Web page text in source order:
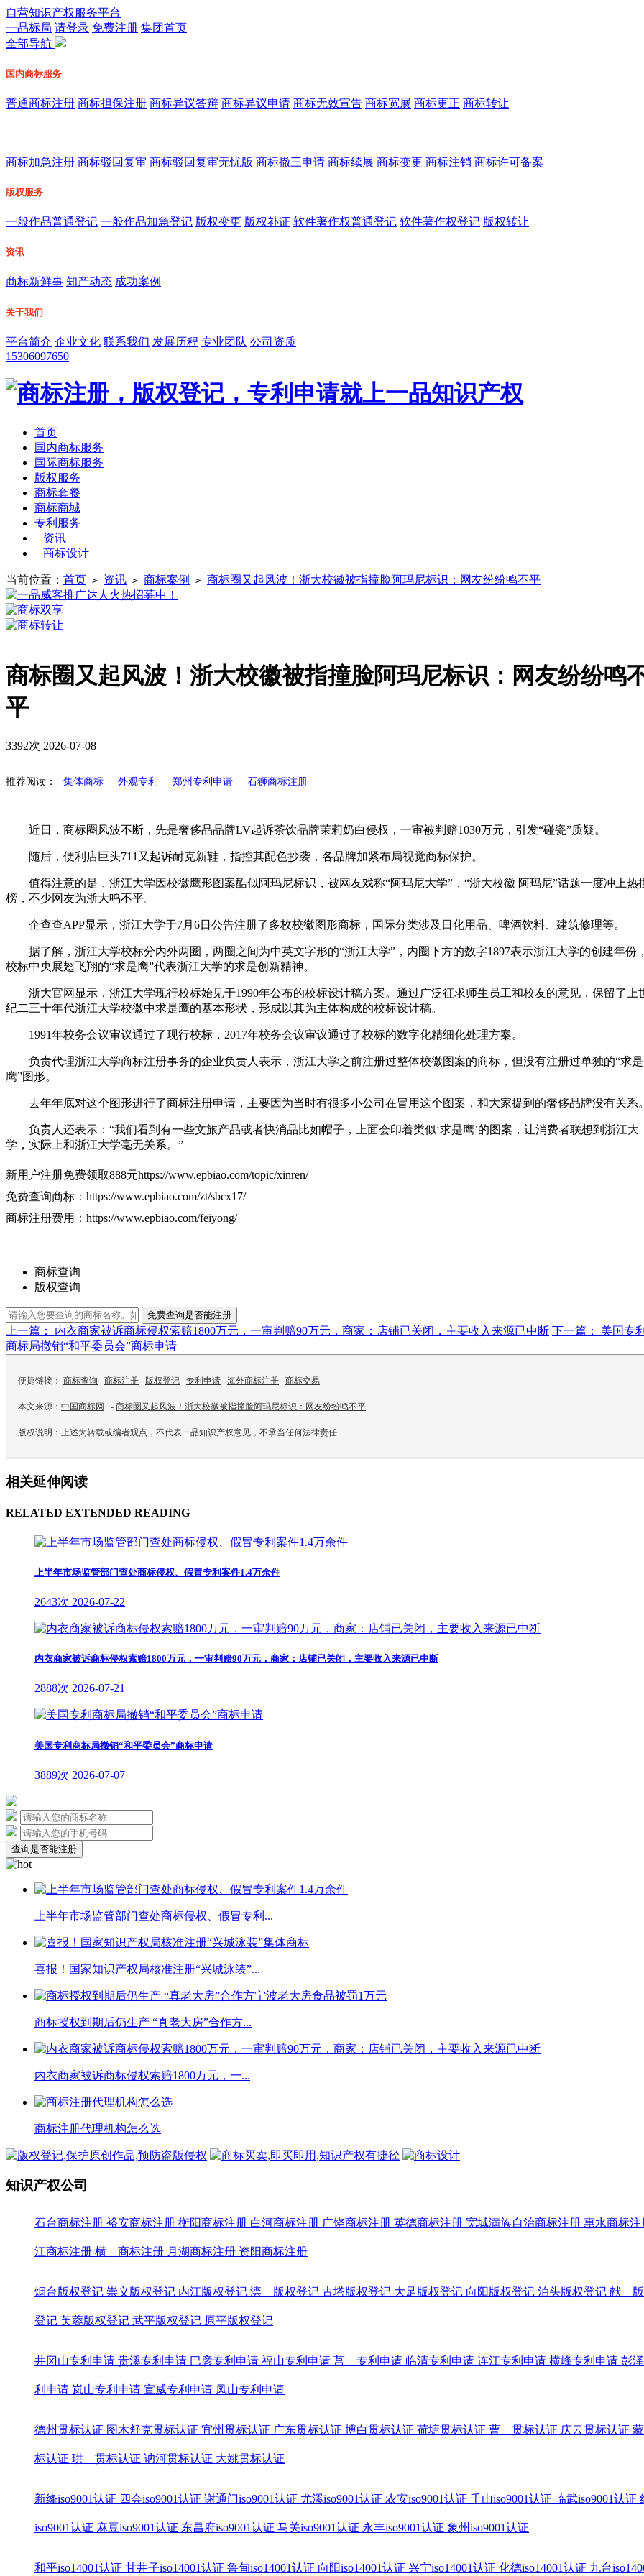
自营知识产权服务平台
一品标局 请登录 免费注册 集团首页
全部导航
国内商标服务
普通商标注册 商标担保注册 商标异议答辩 商标异议申请 商标无效宣告 商标宽展 商标更正 商标转让
商标加急注册 商标驳回复审 商标驳回复审无忧版 商标撤三申请 商标续展 商标变更 商标注销 商标许可备案
版权服务
一般作品普通登记 一般作品加急登记 版权变更 版权补证 软件著作权普通登记 软件著作权登记 版权转让
资讯
商标新鲜事 知产动态 成功案例
关于我们
平台简介 企业文化 联系我们 发展历程 专业团队 公司资质
15306097650
首页
国内商标服务
国际商标服务
版权服务
商标套餐
商标商城
专利服务
资讯
商标设计
当前位置： 首页 > 资讯 > 商标案例 > 商标圈又起风波！浙大校徽被指撞脸阿玛尼标识：网友纷纷鸣不平
商标圈又起风波！浙大校徽被指撞脸阿玛尼标识：网友纷纷鸣
平
3392次 2026-07-08
推荐阅读： 集体商标 外观专利 郑州专利申请 石狮商标注册
近日，商标圈风波不断，先是奢侈品品牌LV起诉茶饮品牌茉莉奶白侵权，一审被判赔‌1030万元，引发“碰瓷”质疑。
随后，便利店巨头711又起诉耐克新鞋，指控其配色抄袭，各品牌加紧布局视觉商标保护。
值得注意的是，浙江大学因校徽鹰形图案酷似阿玛尼标识，被网友戏称“阿玛尼大学”，“浙大校徽 阿玛尼”话题一度冲上热
榜，不少网友为浙大鸣不平。
企查查APP显示，浙江大学于7月6日公告注册了多枚校徽图形商标，国际分类涉及日化用品、啤酒饮料、建筑修理等。
据了解，浙江大学校标分内外两圈，两圈之间为中英文字形的“浙江大学”，内圈下方的数字1897表示浙江大学的创建年份
校标中央展翅飞翔的“求是鹰”代表浙江大学的求是创新精神。
浙大官网显示，浙江大学现行校标始见于1990年公布的校标设计稿方案。通过广泛征求师生员工和校友的意见，保留了上
纪二三十年代浙江大学校徽中求是鹰的基本形状，形成以其为主体构成的校标设计稿。
1991年校务会议审议通过了现行校标，2017年校务会议审议通过了校标的数字化精细化处理方案。
负责代理浙江大学商标注册事务的企业负责人表示，浙江大学之前注册过整体校徽图案的商标，但没有注册过单独的“求是
鹰”图形。
去年年底对这个图形进行了商标注册申请，主要因为当时有很多小公司在冒用这个图案，和大家提到的奢侈品牌没有关系
负责人还表示：“我们看到有一些文旅产品或者快消品比如帽子，上面会印着类似‘求是鹰’的图案，让消费者联想到浙江大
学，实际上和浙江大学毫无关系。”
新用户注册免费领取888元https://www.epbiao.com/topic/xinren/
免费查询商标 ： https://www.epbiao.com/zt/sbcx17/
商标注册费用 ： https://www.epbiao.com/feiyong/
商标查询
版权查询
免费查询是否能注册
上一篇： 内衣商家被诉商标侵权索赔1800万元，一审判赔90万元，商家：店铺已关闭，主要收入来源已中断
下一篇： 美国专
商标局撤销“和平委员会”商标申请
便捷链接： 商标查询 商标注册 版权登记 专利申请 海外商标注册 商标交易
本文来源： 中国商标网 - 商标圈又起风波！浙大校徽被指撞脸阿玛尼标识：网友纷纷鸣不平
版权说明：上述为转载或编者观点，不代表一品知识产权意见，不承当任何法律责任
相关延伸阅读
RELATED EXTENDED READING
上半年市场监管部门查处商标侵权、假冒专利案件1.4万余件
2643次 2026-07-22
内衣商家被诉商标侵权索赔1800万元，一审判赔90万元，商家：店铺已关闭，主要收入来源已中断
2888次 2026-07-21
美国专利商标局撤销“和平委员会”商标申请
3889次 2026-07-07
查询是否能注册
上半年市场监管部门查处商标侵权、假冒专利...
喜报！国家知识产权局核准注册“兴城泳装”...
商标授权到期后仍生产 “真老大房”合作方...
内衣商家被诉商标侵权索赔1800万元，一...
商标注册代理机构怎么选
知识产权公司
石台商标注册 裕安商标注册 衡阳商标注册 白河商标注册 广饶商标注册 英德商标注册 宽城满族自治商标注册 惠水商标注
江商标注册 横 商标注册 月湖商标注册 资阳商标注册
烟台版权登记 崇义版权登记 内江版权登记 滦 版权登记 古塔版权登记 大足版权登记 向阳版权登记 泊头版权登记 献 版
登记 芙蓉版权登记 武平版权登记 原平版权登记
井冈山专利申请 贵溪专利申请 巴彦专利申请 福山专利申请 莒 专利申请 临清专利申请 连江专利申请 横峰专利申请 彭
利申请 岚山专利申请 宣威专利申请 凤山专利申请
德州贯标认证 图木舒克贯标认证 宜州贯标认证 广东贯标认证 博白贯标认证 荷塘贯标认证 曹 贯标认证 庆云贯标认证
标认证 珙 贯标认证 讷河贯标认证 大姚贯标认证
新绛iso9001认证 四会iso9001认证 谢通门iso9001认证 尤溪iso9001认证 农安iso9001认证 千山iso9001认证 临武iso9001认证
iso9001认证 麻豆iso9001认证 东昌府iso9001认证 马关iso9001认证 永丰iso9001认证 象州iso9001认证
和平iso14001认证 甘井子iso14001认证 鲁甸iso14001认证 向阳iso14001认证 兴宁iso14001认证 化德iso14001认证 九台